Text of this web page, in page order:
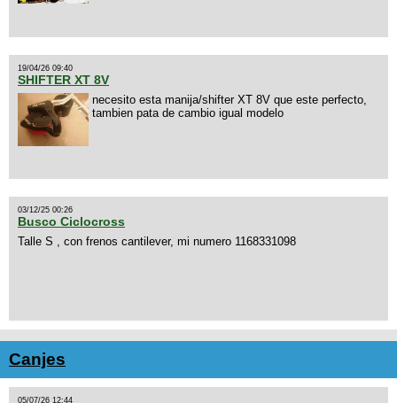
19/04/26 09:40
SHIFTER XT 8V
necesito esta manija/shifter XT 8V que este perfecto,
tambien pata de cambio igual modelo
03/12/25 00:26
Busco Ciclocross
Talle S , con frenos cantilever, mi numero 1168331098
Canjes
05/07/26 12:44